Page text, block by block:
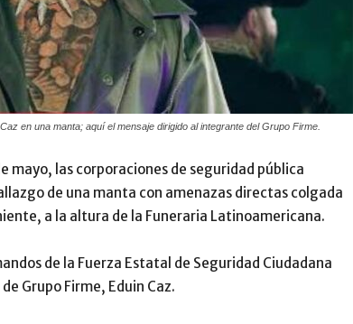
en una manta; aquí el mensaje dirigido al integrante del Grupo Firme.
mayo, las corporaciones de seguridad pública
de una manta con amenazas directas colgada
a la altura de la Funeraria Latinoamericana.
de la Fuerza Estatal de Seguridad Ciudadana
Grupo Firme, Eduin Caz.